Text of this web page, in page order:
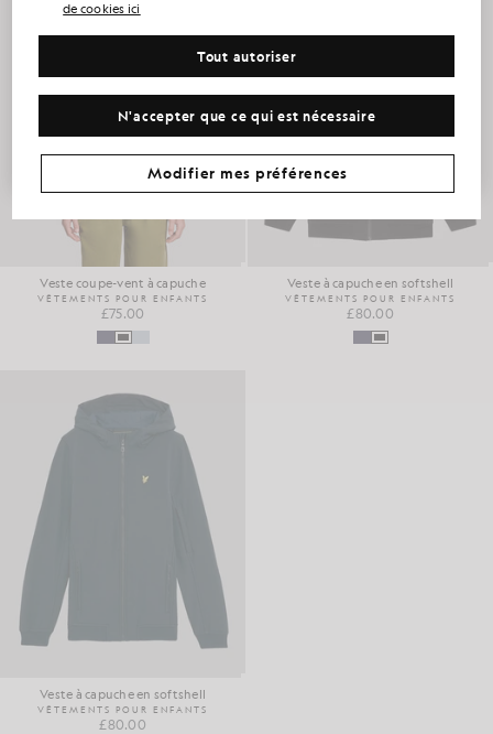
Veste coupe-vent à capuche
VÊTEMENTS POUR ENFANTS
£75.00
Veste à capuche en softshell
VÊTEMENTS POUR ENFANTS
£80.00
Veste à capuche en softshell
VÊTEMENTS POUR ENFANTS
£80.00
de cookies ici
N'accepter que ce qui est nécessaire
Tout autoriser
Modifier mes préférences
Avez-vous d'autres préférences en matière de communication ?